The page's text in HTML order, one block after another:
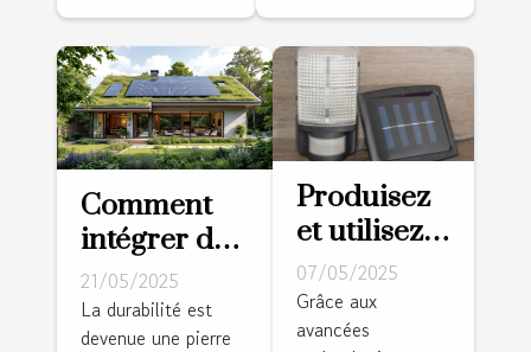
Comment
intégrer des
technologies
écologiques
dans votre
21/05/2025
La durabilité est
devenue une pierre
Produisez
et utilisez
votre
propre
énergie
07/05/2025
Grâce aux
avancées